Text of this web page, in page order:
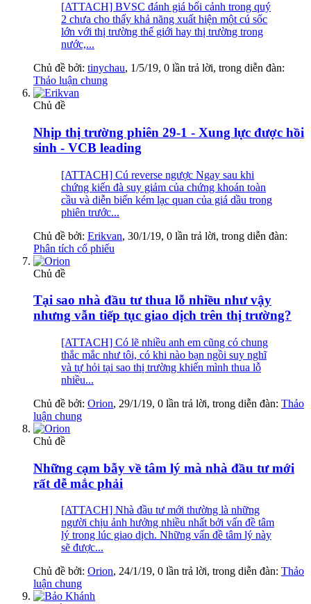
[ATTACH] BVSC đánh giá bối cảnh trong quý
2 chưa cho thấy khả năng xuất hiện một cú sốc
lớn với thị trường thế giới hay thị trường trong
nước,...
Chủ đề bởi: tinychau, 1/5/19, 0 lần trả lời, trong diễn đàn:
Thảo luận chung
Chủ đề
Nhịp thị trường phiên 29-1 - Xung lực được hồi
sinh - VCB leading
[ATTACH] Cú reverse ngược Ngay sau khi
chứng kiến đà suy giảm của chứng khoán toàn
cầu và diễn biến kém lạc quan của giá dầu trong
phiên trước...
Chủ đề bởi: Erikvan, 30/1/19, 0 lần trả lời, trong diễn đàn:
Phân tích cổ phiếu
Chủ đề
Tại sao nhà đầu tư thua lỗ nhiều như vậy
nhưng vẫn tiếp tục giao dịch trên thị trường?
[ATTACH] Có lẽ nhiều anh em cũng có chung
thắc mắc như tôi, có khi nào bạn ngồi suy nghĩ
và tự hỏi tại sao thị trường khiến mình thua lỗ
nhiều...
Chủ đề bởi: Orion, 29/1/19, 0 lần trả lời, trong diễn đàn: Thảo
luận chung
Chủ đề
Những cạm bẫy về tâm lý mà nhà đầu tư mới
rất dễ mắc phải
[ATTACH] Nhà đầu tư mới thường là những
người chịu ảnh hưởng nhiều nhất bởi vấn đề tâm
lý trong lúc giao dịch. Những vấn đề tâm lý này
sẽ được...
Chủ đề bởi: Orion, 24/1/19, 0 lần trả lời, trong diễn đàn: Thảo
luận chung